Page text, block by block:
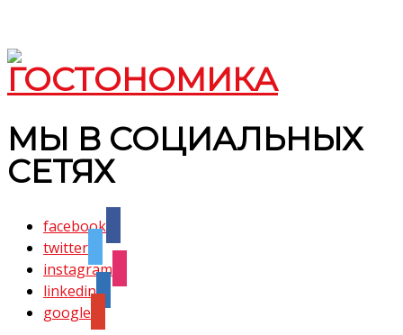
МЫ В СОЦИАЛЬНЫХ
СЕТЯХ
facebook
twitter
instagram
linkedin
google